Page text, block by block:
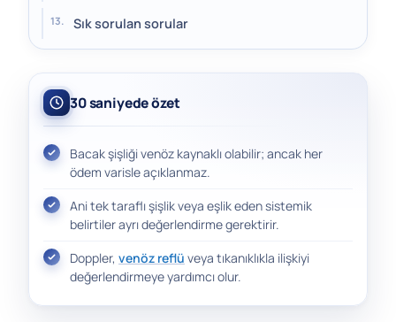
Sık sorulan sorular
30 saniyede özet
Bacak şişliği venöz kaynaklı olabilir; ancak her
ödem varisle açıklanmaz.
Ani tek taraflı şişlik veya eşlik eden sistemik
belirtiler ayrı değerlendirme gerektirir.
Doppler, venöz reflü veya tıkanıklıkla ilişkiyi
değerlendirmeye yardımcı olur.